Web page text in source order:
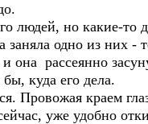
людей, но какие-то
заняла одно из них -
и она рассеянно
куда его дела.
Провожая краем
уже удобно